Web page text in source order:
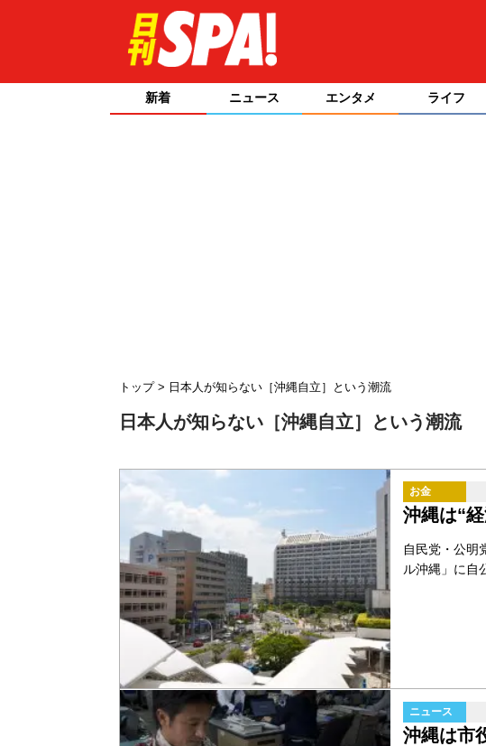
新着 ニュース エンタメ ライフ
トップ 日本人が知らない［沖縄自立］という潮流
日本人が知らない［沖縄自立］という潮流
お金
沖縄は“
自民党・公明
ル沖縄」に自
ニュース
沖縄は市